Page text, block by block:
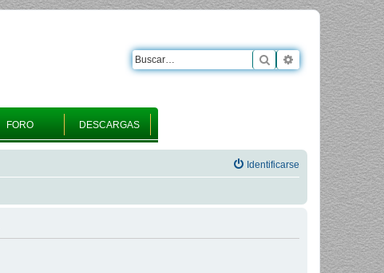
FORO DESCARGAS
Buscar Búsqueda
Identificarse